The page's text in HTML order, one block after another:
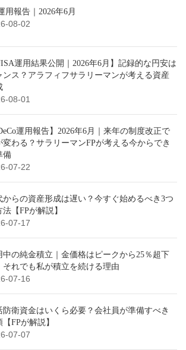
用報告｜2026年6月
08-02
運用結果公開｜2026年6月】記録的な円安は
ンス？アラフィフサラリーマンが考える資産
08-01
運用報告】2026年6月｜来年の制度改正で
変わる？サラリーマンFPが考える今からでき
備
07-22
からの資産形成は遅い？今すぐ始めるべき3つ
法【FPが解説】
07-17
中の純金積立｜金価格はピークから25％超下
それでも私が積立を続ける理由
07-16
防衛資金はいくら必要？会社員が準備すべき
【FPが解説】
07-07